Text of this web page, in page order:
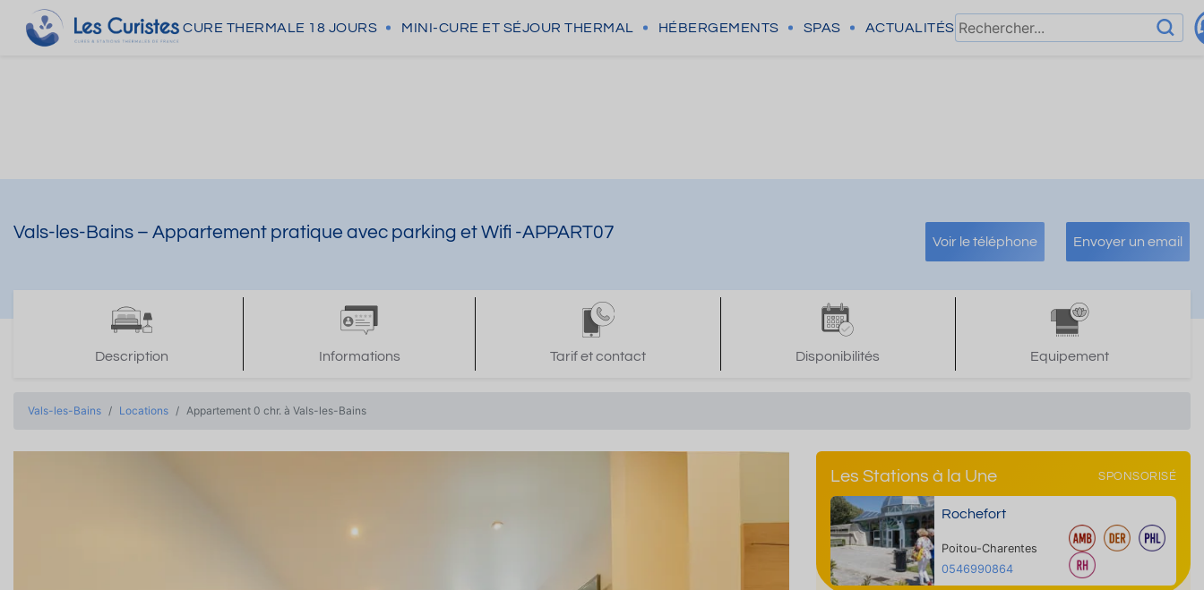
CURE THERMALE 18 JOURS MINI-CURE ET SÉJOUR THERMAL HÉBERGEMENTS SPAS ACTUALITÉS
Vals-les-Bains – Appartement pratique avec parking et Wifi -APPART07 Voir le téléphone Envoyer un email
Description Informations Tarif et contact Disponibilités Equipement
Vals-les-Bains Locations Appartement 0 chr. à Vals-les-Bains
Les Stations à la Une SPONSORISÉ
Rochefort
Poitou-Charentes
0546990864